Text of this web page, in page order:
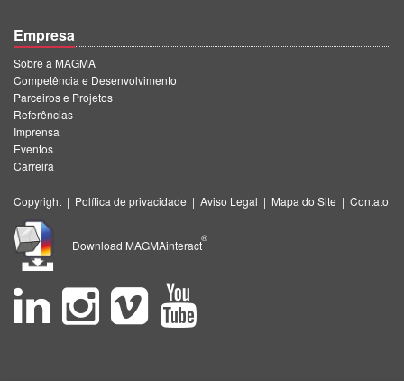
Empresa
Sobre a MAGMA
Competência e Desenvolvimento
Parceiros e Projetos
Referências
Imprensa
Eventos
Carreira
Copyright | Política de privacidade | Aviso Legal | Mapa do Site | Contato
Download MAGMAinteract
®